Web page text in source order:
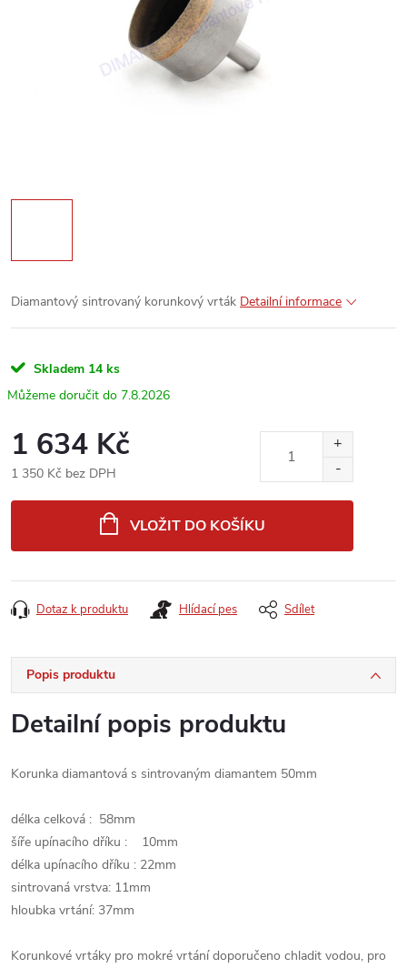
Diamantový sintrovaný korunkový vrták Detailní informace
Skladem 14 ks
7.8.2026
1 634 Kč
1 350 Kč bez DPH
VLOŽIT DO KOŠÍKU
Dotaz k produktu Hlídací pes Sdílet
Popis produktu
Detailní popis produktu
Korunka diamantová s sintrovaným diamantem 50mm
délka celková : 58mm
šíře upínacího dříku : 10mm
délka upínacího dříku : 22mm
sintrovaná vrstva: 11mm
hloubka vrtání: 37mm
Korunkové vrtáky pro mokré vrtání doporučeno chladit vodou, pro